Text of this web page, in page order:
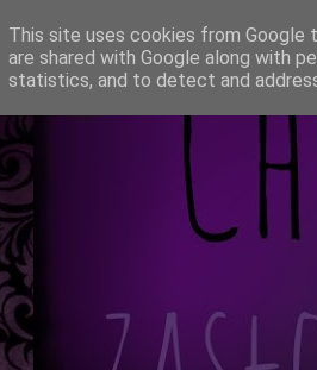
This site uses cookies from Google
are shared with Google along with
statistics, and to detect and